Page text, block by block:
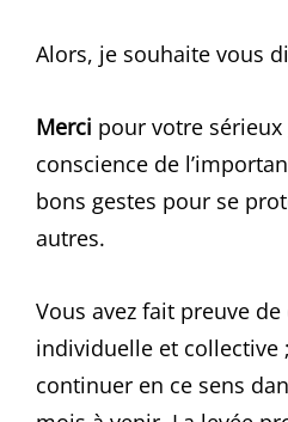
Alors, je souhaite vous
Merci pour votre
conscience de
bons gestes pour se
autres.
Vous avez fait preuve
individuelle et collective
continuer en ce sens